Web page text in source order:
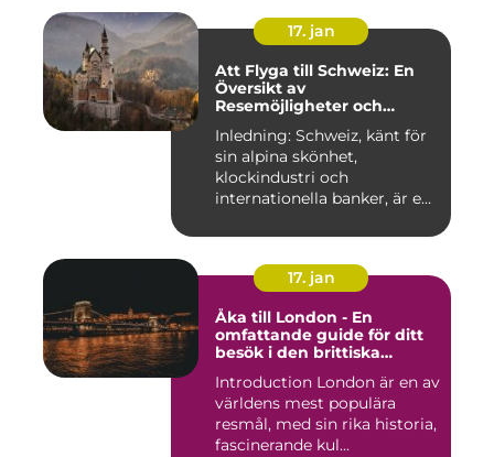
17. jan
Att Flyga till Schweiz: En
Översikt av
Resemöjligheter och
Nackdelar
Inledning: Schweiz, känt för
sin alpina skönhet,
klockindustri och
internationella banker, är en
17. jan
Åka till London - En
omfattande guide för ditt
besök i den brittiska
Introduction London är en av
världens mest populära
resmål, med sin rika historia,
fascinerande kul...